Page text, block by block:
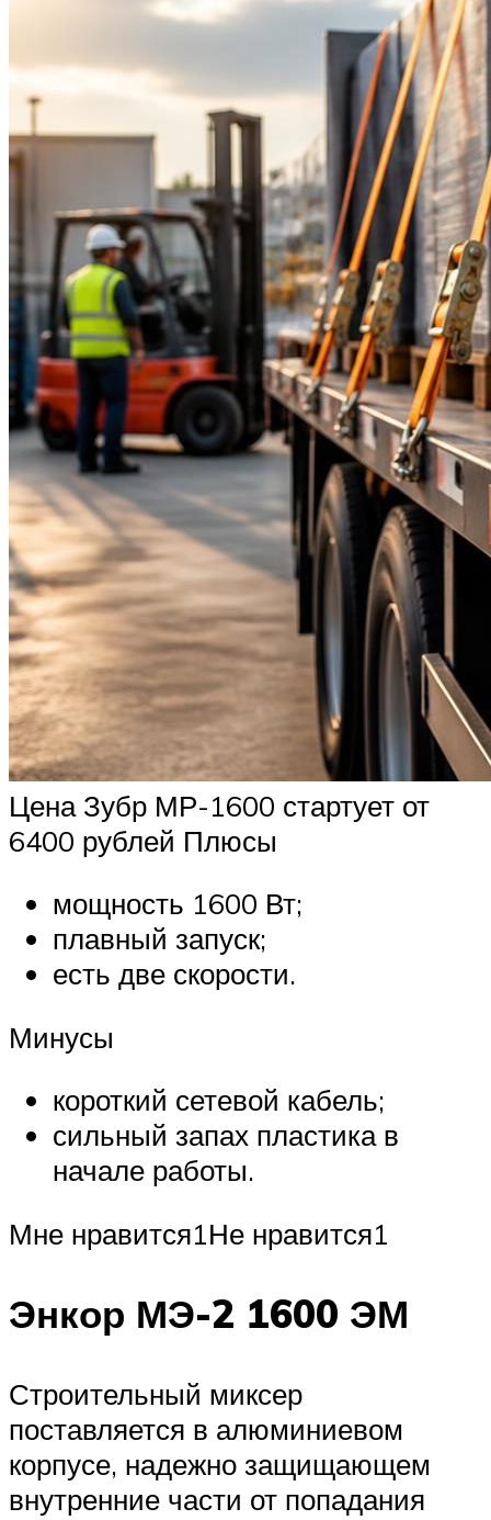
Цена Зубр МР-1600 стартует от
6400 рублей Плюсы
мощность 1600 Вт;
плавный запуск;
есть две скорости.
Минусы
короткий сетевой кабель;
сильный запах пластика в
начале работы.
Мне нравится1Не нравится1
Энкор МЭ-2 1600 ЭМ
Строительный миксер
поставляется в алюминиевом
корпусе, надежно защищающем
внутренние части от попадания